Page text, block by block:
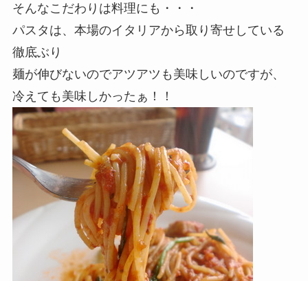
そんなこだわりは料理にも・・・
パスタは、本場のイタリアから取り寄せしている
徹底ぶり
麺が伸びないのでアツアツも美味しいのですが、
冷えても美味しかったぁ！！